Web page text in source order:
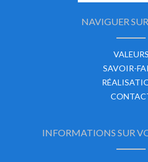
NAVIGUER
VALEURS
SAVOIR-
INFORMATIONS SUR